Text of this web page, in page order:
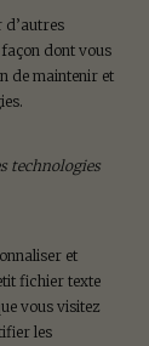
d’autres
dont vous
de maintenir et
technologies
et
fichier texte
vous visitez
les